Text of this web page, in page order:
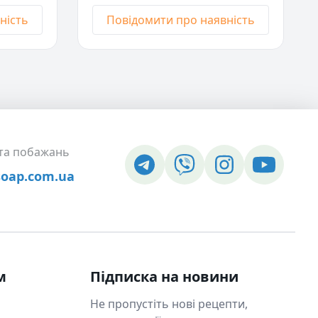
в
Повідомити про наявність
побажань
Підписка на новини
Не пропустіть нові рецепти,